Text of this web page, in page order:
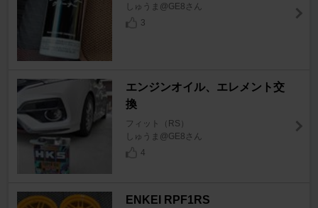
しゅうま@GE8さん
3
エンジンオイル、エレメント交
換
フィット（RS）
しゅうま@GE8さん
4
ENKEI RPF1RS